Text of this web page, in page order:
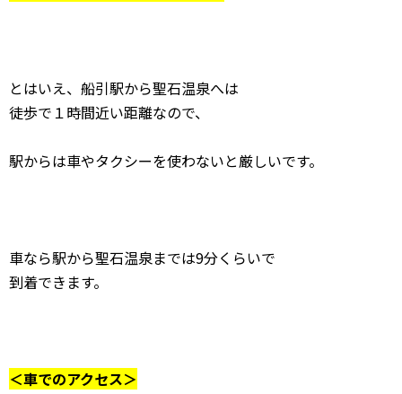
とはいえ、船引駅から聖石温泉へは
徒歩で１時間近い距離なので、
駅からは車やタクシーを使わないと厳しいです。
車なら駅から聖石温泉までは9分くらいで
到着できます。
＜車でのアクセス＞